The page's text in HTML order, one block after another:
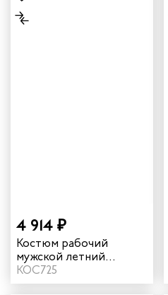
4 914 ₽
Костюм рабочий
мужской летний
"Акцент" цвет темно-
серый/красный
КОС725